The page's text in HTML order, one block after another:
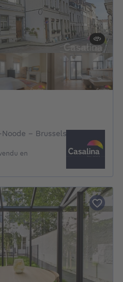
Noode - Brussels
en